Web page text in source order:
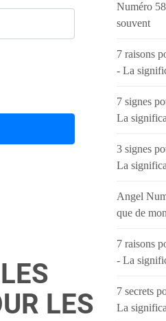
LES
Numéro
souvent
7 raisons
- La
7 signes
La
3 signes
La
Angel
que de
7 raisons
- La
7 secrets
La